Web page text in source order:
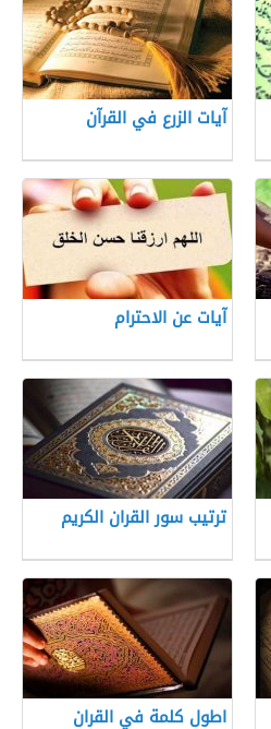
آيات الزرع في القرآن
آيات عن الاحترام
ترتيب سور القران الكريم
اطول كلمة في القران